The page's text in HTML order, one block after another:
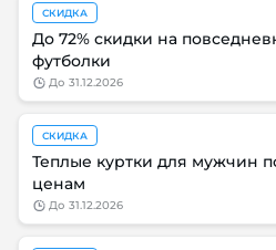
СКИДКА
До 72% скидки на
футболки
до 31.12.2026
СКИДКА
Теплые куртки для мужчин
ценам
до 31.12.2026